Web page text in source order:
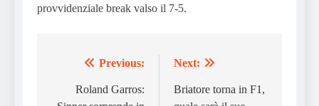
provvidenziale break valso il 7-5.
navigation
Previous:
Roland Garros:
Next:
Briatore torna in F1,